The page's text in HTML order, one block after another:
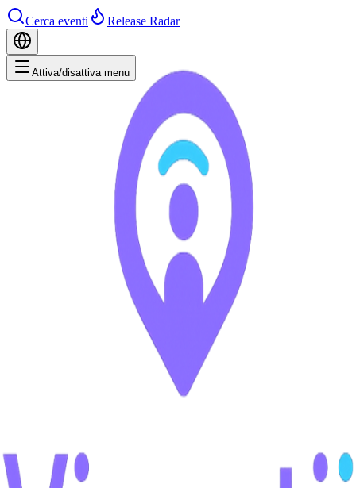
Cerca eventi Release Radar
Attiva/disattiva menu